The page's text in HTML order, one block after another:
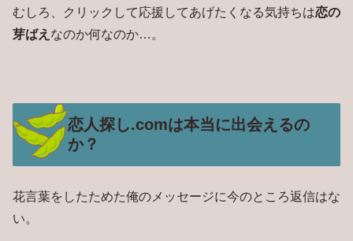
むしろ、クリックして応援してあげたくなる気持ちは恋の
芽ばえ なのか何なのか…。
恋人探し.comは本当に出会えるの
か？
花言葉をしたためた俺のメッセージに今のところ返信はな
い。